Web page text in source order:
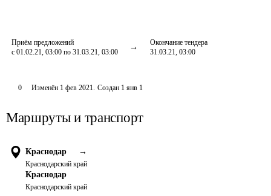
Приём предложений
с 01.02.21, 03:00 по 31.03.21, 03:00
Окончание тендера
31.03.21, 03:00
0 Изменён 1 фев 2021. Создан 1 янв 1
Маршруты и транспорт
Краснодар →
Краснодарский край
Краснодар
Краснодарский край